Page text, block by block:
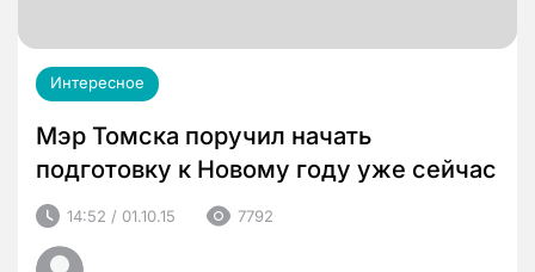
Интересное
Мэр Томска поручил начать
подготовку к Новому году уже сейчас
14:52 / 01.10.15 7792